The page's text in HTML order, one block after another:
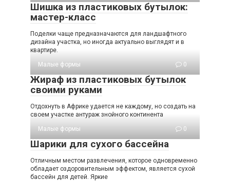
Шишка из пластиковых бутылок:
мастер-класс
Поделки чаще предназначаются для ландшафтного
дизайна участка, но иногда актуально выглядят и в
квартире.
Малые формы
0
Жираф из пластиковых бутылок
своими руками
Отдохнуть в Африке удается не каждому, но создать на
своем участке антураж знойного континента
Малые формы
0
Шарики для сухого бассейна
Отличным местом развлечения, которое одновременно
обладает оздоровительным эффектом, является сухой
бассейн для детей. Яркие